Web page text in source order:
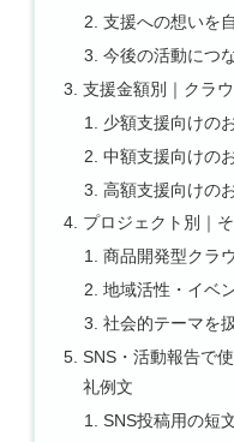
支援への想いを
今後の活動につ
支援金額別｜クラ
少額支援向けの
中額支援向けの
高額支援向けの
プロジェクト別｜
商品開発型クラ
地域活性・イベ
社会的テーマを
SNS・活動報告で
礼例文
SNS投稿用の短